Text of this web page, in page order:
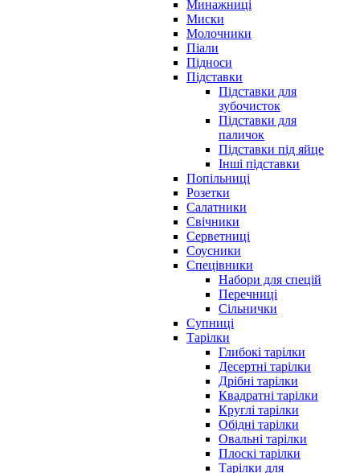
Минажниці
Миски
Молочники
Піали
Підноси
Підставки
Підставки для
зубочисток
Підставки для
паличок
Підставки під яйце
Інші підставки
Попільниці
Розетки
Салатники
Свічники
Серветниці
Соусники
Спецівники
Набори для спецій
Перечниці
Сільнички
Супниці
Тарілки
Глибокі тарілки
Десертні тарілки
Дрібні тарілки
Квадратні тарілки
Круглі тарілки
Обідні тарілки
Овальні тарілки
Плоскі тарілки
Тарілки для